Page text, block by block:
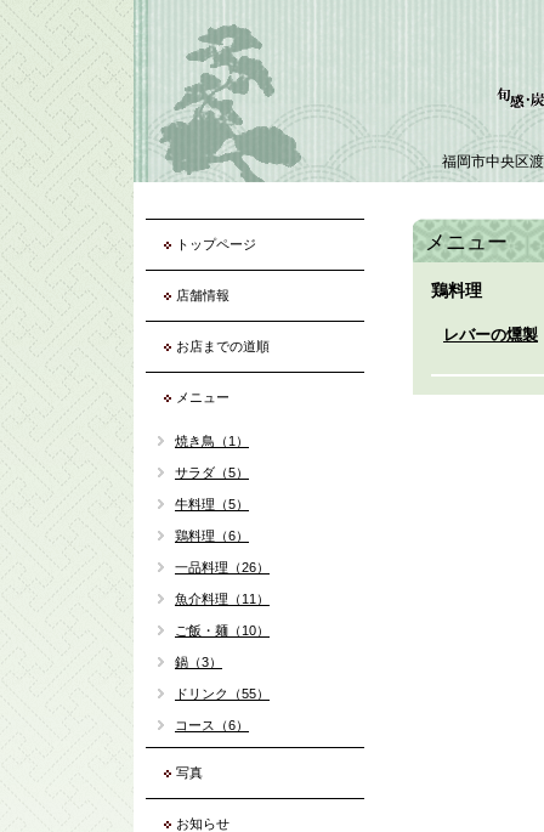
福岡市中央区
メニュー
鶏料理
レバーの燻製
トップページ
店舗情報
お店までの道順
メニュー
焼き鳥（1）
サラダ（5）
牛料理（5）
鶏料理（6）
一品料理（26）
魚介料理（11）
ご飯・麺（10）
鍋（3）
ドリンク（55）
コース（6）
写真
お知らせ